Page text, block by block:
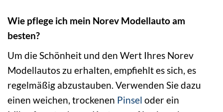
Wie pflege ich mein Norev Modellauto am
besten?
Um die Schönheit und den Wert Ihres Norev
Modellautos zu erhalten, empfiehlt es sich, es
regelmäßig abzustauben. Verwenden Sie dazu
einen weichen, trockenen Pinsel oder ein